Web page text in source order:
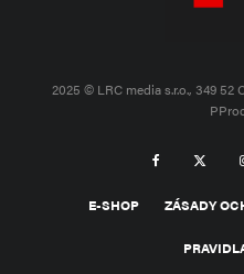
2025 © LRC media s.r.o., 349 52
E-SHOP ZÁSADY